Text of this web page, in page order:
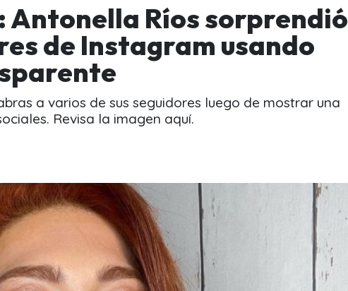
Antonella Ríos sorprendió
de Instagram usando
a varios de sus seguidores luego de mostrar una
Revisa la imagen aquí.